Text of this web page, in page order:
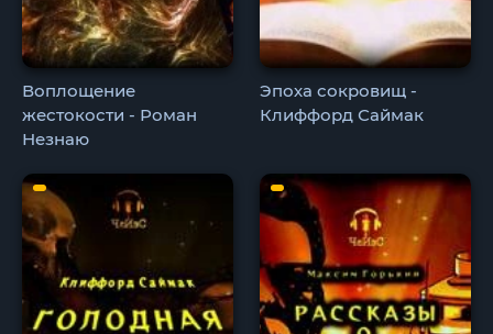
Воплощение
жестокости - Роман
Незнаю
Эпоха сокровищ -
Клиффорд Саймак